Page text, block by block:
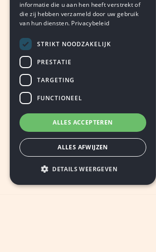
informatie die u aan hen heeft verstrekt of
die zij hebben verzameld door uw gebruik
van hun diensten. Privacybeleid
STRIKT NOODZAKELIJK
PRESTATIE
TARGETING
FUNCTIONEEL
ALLES ACCEPTEREN
ALLES AFWIJZEN
DETAILS WEERGEVEN